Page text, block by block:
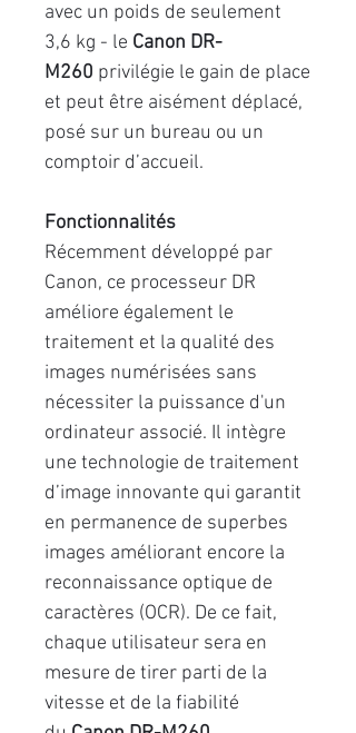
avec un poids de seulement
3,6 kg - le Canon DR-
M260 privilégie le gain de place
et peut être aisément déplacé,
posé sur un bureau ou un
comptoir d’accueil.
Fonctionnalités
Récemment développé par
Canon, ce processeur DR
améliore également le
traitement et la qualité des
images numérisées sans
nécessiter la puissance d'un
ordinateur associé. Il intègre
une technologie de traitement
d’image innovante qui garantit
en permanence de superbes
images améliorant encore la
reconnaissance optique de
caractères (OCR). De ce fait,
chaque utilisateur sera en
mesure de tirer parti de la
vitesse et de la fiabilité